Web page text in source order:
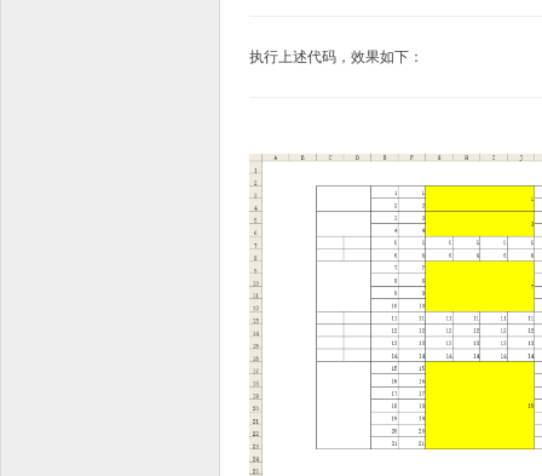
执行上述代码，效果如下：